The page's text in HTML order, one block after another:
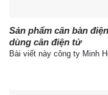
Sản phẩm cân bàn
dùng cân điện tử
Bài viết này công ty Minh